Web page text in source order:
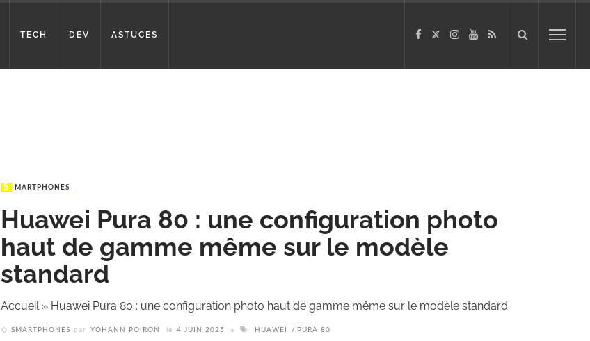
TECH DEV ASTUCES
SMARTPHONES
Huawei Pura 80 : une configuration photo
haut de gamme même sur le modèle
standard
Accueil» Huawei Pura 80 : une configuration photo haut de gamme même sur le modèle standard
SMARTPHONES par YOHANN POIRON le 4 JUIN 2025 HUAWEI PURA 80